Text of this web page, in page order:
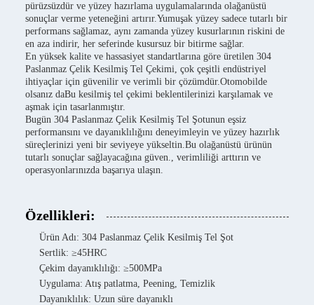
pürüzsüzdür ve yüzey hazırlama uygulamalarında olağanüstü
sonuçlar verme yeteneğini artırır.Yumuşak yüzey sadece tutarlı bir
performans sağlamaz, aynı zamanda yüzey kusurlarının riskini de
en aza indirir, her seferinde kusursuz bir bitirme sağlar.
En yüksek kalite ve hassasiyet standartlarına göre üretilen 304
Paslanmaz Çelik Kesilmiş Tel Çekimi, çok çeşitli endüstriyel
ihtiyaçlar için güvenilir ve verimli bir çözümdür.Otomobilde
olsanız daBu kesilmiş tel çekimi beklentilerinizi karşılamak ve
aşmak için tasarlanmıştır.
Bugün 304 Paslanmaz Çelik Kesilmiş Tel Şotunun eşsiz
performansını ve dayanıklılığını deneyimleyin ve yüzey hazırlık
süreçlerinizi yeni bir seviyeye yükseltin.Bu olağanüstü ürünün
tutarlı sonuçlar sağlayacağına güven., verimliliği arttırın ve
operasyonlarınızda başarıya ulaşın.
Özellikleri:
Ürün Adı: 304 Paslanmaz Çelik Kesilmiş Tel Şot
Sertlik: ≥45HRC
Çekim dayanıklılığı: ≥500MPa
Uygulama: Atış patlatma, Peening, Temizlik
Dayanıklılık: Uzun süre dayanıklı